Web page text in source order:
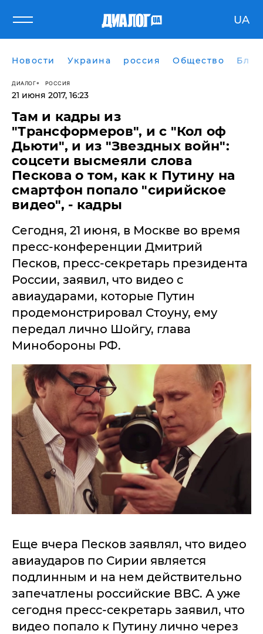
UA
Новости Украина россия Общество
ДИАЛОГ РОССИЯ
21 июня 2017, 16:23
​Там и кадры из
"Трансформеров", и с "Кол оф
Дьюти", и из "Звездных войн":
соцсети высмеяли слова
Пескова о том, как к Путину на
смартфон попало "сирийское
видео", - кадры
Сегодня, 21 июня, в Москве во время
пресс-конференции Дмитрий
Песков, пресс-секретарь президента
России, заявил, что видео с
авиаударами, которые Путин
продемонстрировал Стоуну, ему
передал лично Шойгу, глава
Минобороны РФ.
Еще вчера Песков заявлял, что видео
авиаударов по Сирии является
подлинным и на нем действительно
запечатлены российские ВВС. А уже
сегодня пресс-секретарь заявил, что
видео попало к Путину лично через